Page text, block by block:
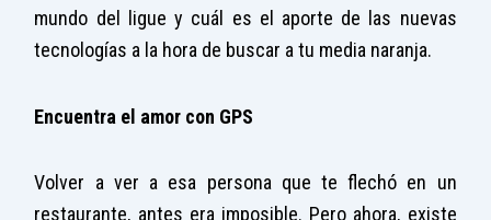
mundo del ligue y cuál es el aporte de las nuevas
tecnologías a la hora de buscar a tu media naranja.
Encuentra el amor con GPS
Volver a ver a esa persona que te flechó en un
restaurante, antes era imposible. Pero ahora, existe